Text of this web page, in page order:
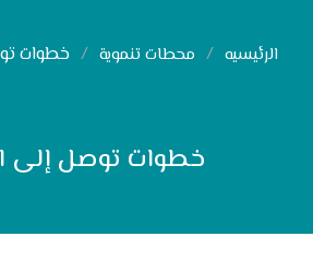
الرئيسيه محطات تنموية خطوات
خطوات توصل إلى